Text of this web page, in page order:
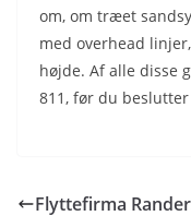
om, om træet
med overhead
højde. Af alle disse
811, før du
Flyttefirma